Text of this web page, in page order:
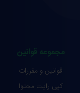
مجموعه قوانین
قوانین و مقررات
کپی رایت محتوا